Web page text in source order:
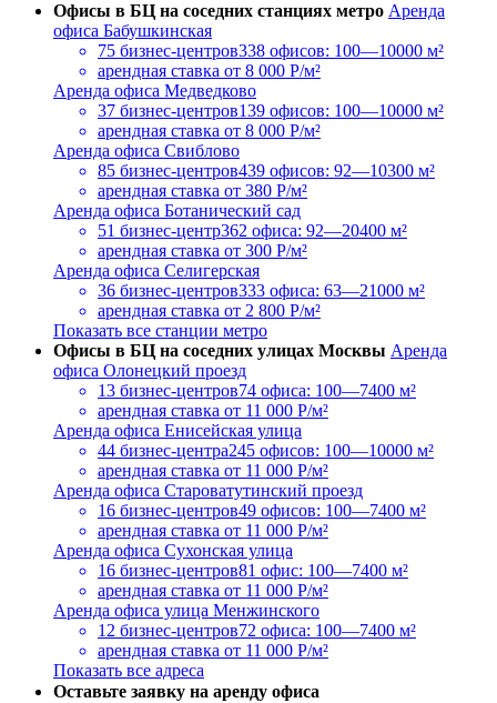
Офисы в БЦ на соседних станциях метро Аренда
офиса Бабушкинская
75 бизнес-центров338 офисов: 100—10000 м²
арендная ставка от 8 000 Р/м²
Аренда офиса Медведково
37 бизнес-центров139 офисов: 100—10000 м²
арендная ставка от 8 000 Р/м²
Аренда офиса Свиблово
85 бизнес-центров439 офисов: 92—10300 м²
арендная ставка от 380 Р/м²
Аренда офиса Ботанический сад
51 бизнес-центр362 офиса: 92—20400 м²
арендная ставка от 300 Р/м²
Аренда офиса Селигерская
36 бизнес-центров333 офиса: 63—21000 м²
арендная ставка от 2 800 Р/м²
Показать все станции метро
Офисы в БЦ на соседних улицах Москвы Аренда
офиса Олонецкий проезд
13 бизнес-центров74 офиса: 100—7400 м²
арендная ставка от 11 000 Р/м²
Аренда офиса Енисейская улица
44 бизнес-центра245 офисов: 100—10000 м²
арендная ставка от 11 000 Р/м²
Аренда офиса Староватутинский проезд
16 бизнес-центров49 офисов: 100—7400 м²
арендная ставка от 11 000 Р/м²
Аренда офиса Сухонская улица
16 бизнес-центров81 офис: 100—7400 м²
арендная ставка от 11 000 Р/м²
Аренда офиса улица Менжинского
12 бизнес-центров72 офиса: 100—7400 м²
арендная ставка от 11 000 Р/м²
Показать все адреса
Оставьте заявку на аренду офиса